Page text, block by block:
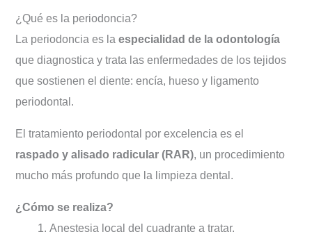
¿Qué es la periodoncia?
La periodoncia es laespecialidad de la odontología
que diagnostica y trata las enfermedades de los tejidos
que sostienen el diente: encía, hueso y ligamento
periodontal.
El tratamiento periodontal por excelencia es el
raspado y alisado radicular (RAR), un procedimiento
mucho más profundo que la limpieza dental.
¿Cómo se realiza?
Anestesia local del cuadrante a tratar.